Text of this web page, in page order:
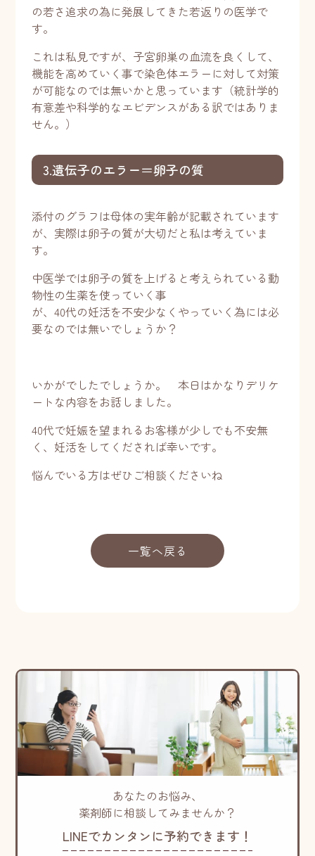
の若さ追求の為に発展してきた若返りの医学で
す。
これは私見ですが、子宮卵巣の血流を良くして、
機能を高めていく事で染色体エラーに対して対策
が可能なのでは無いかと思っています（統計学的
有意差や科学的なエビデンスがある訳ではありま
せん。）
3.遺伝子のエラー＝卵子の質
添付のグラフは母体の実年齢が記載されています
が、実際は卵子の質が大切だと私は考えていま
す。
中医学では卵子の質を上げると考えられている動
物性の生薬を使っていく事
が、40代の妊活を不安少なくやっていく為には必
要なのでは無いでしょうか？
いかがでしたでしょうか。 本日はかなりデリケ
ートな内容をお話しました。
40代で妊娠を望まれるお客様が少しでも不安無
く、妊活をしてくだされば幸いです。
悩んでいる方はぜひご相談くださいね
一覧へ戻る
あなたのお悩み、
薬剤師に相談してみませんか？
LINEでカンタンに予約できます！